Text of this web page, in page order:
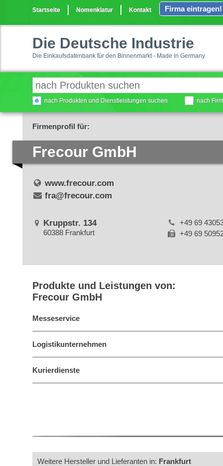
Startseite Nomenklatur Kontakt Firma eintragen!
Die Deutsche Industrie
Die Einkaufsdatenbank für den Binnenmarkt - Made in Germany
nach Produkten und Dienstleistungen suchen nach
Firmenprofil für:
Frecour GmbH
www.frecour.com
fra@frecour.com
Kruppstr. 134
60388 Frankfurt
+49 69
+49 69
Produkte und Leistungen von:
Frecour GmbH
Messeservice
Logistikunternehmen
Kurierdienste
Weitere Hersteller und Lieferanten in: Frankfurt